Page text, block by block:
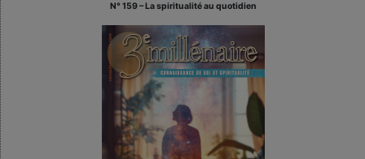
N° 159 – La spiritualité au quotidien